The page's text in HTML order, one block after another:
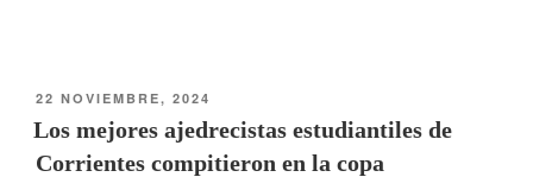
22 NOVIEMBRE, 2024
Los mejores ajedrecistas estudiantiles de
Corrientes compitieron en la copa